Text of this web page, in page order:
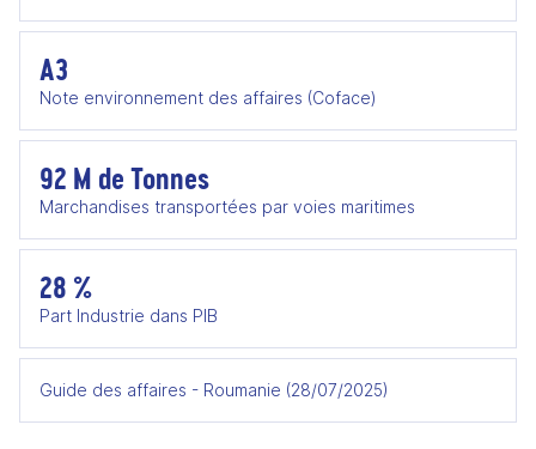
A3
Note environnement des affaires (Coface)
92 M de Tonnes
Marchandises transportées par voies maritimes
28 %
Part Industrie dans PIB
Guide des affaires - Roumanie (28/07/2025)